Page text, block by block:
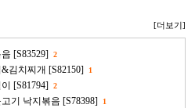
[더보기]
[S83529] 2
김치찌개 [S82150] 1
[S81794] 2
기 낙지볶음 [S78398] 1